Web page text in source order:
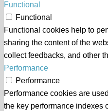
Functional
Functional
Functional cookies help to
sharing the content of the
collect feedbacks, and other
Performance
Performance
Performance cookies are
the key performance indexes